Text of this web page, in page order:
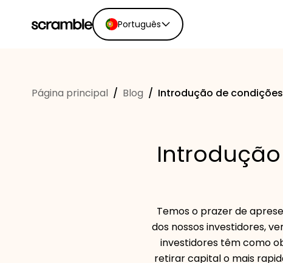
Português
Español
Página principal / Blog / Introdução de
Temos o prazer de
dos nossos investidores,
investidores têm como
retirar capital o mais